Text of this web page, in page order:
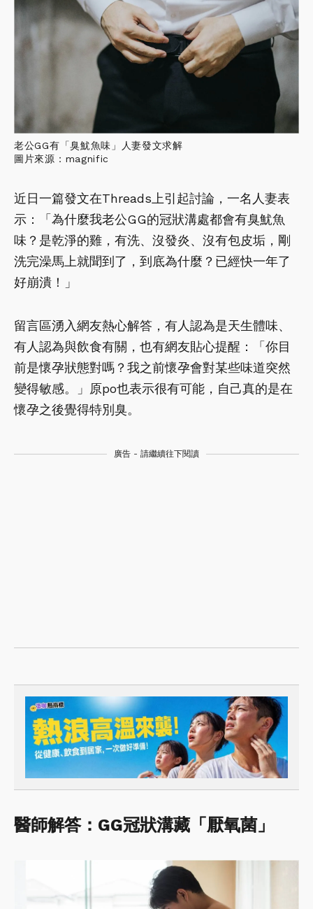
老公GG有「臭魷魚味」人妻發文求解
圖片來源：magnific
近日一篇發文在Threads上引起討論，一名人妻表
示：「為什麼我老公GG的冠狀溝處都會有臭魷魚
味？是乾淨的雞，有洗、沒發炎、沒有包皮垢，剛
洗完澡馬上就聞到了，到底為什麼？已經快一年了
好崩潰！」
留言區湧入網友熱心解答，有人認為是天生體味、
有人認為與飲食有關，也有網友貼心提醒：「你目
前是懷孕狀態對嗎？我之前懷孕會對某些味道突然
變得敏感。」原po也表示很有可能，自己真的是在
懷孕之後覺得特別臭。
廣告 - 請繼續往下閱讀
醫師解答：GG冠狀溝藏「厭氧菌」